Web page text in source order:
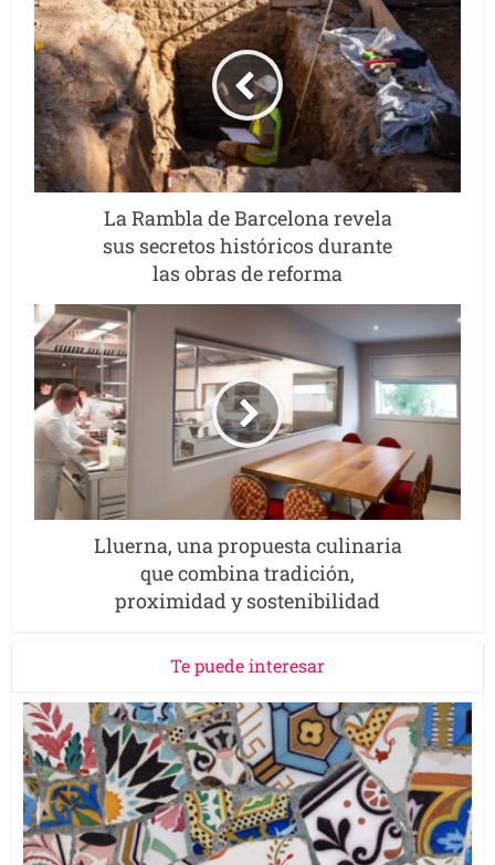
La Rambla de Barcelona revela
sus secretos históricos durante
las obras de reforma
Lluerna, una propuesta culinaria
que combina tradición,
proximidad y sostenibilidad
Te puede interesar